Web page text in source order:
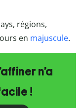
régions,
en majuscule.
n’a
!